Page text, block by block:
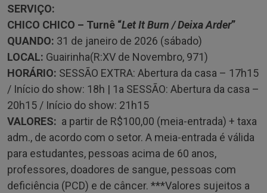
SERVIÇO:
CHICO CHICO – Turnê “Let It Burn / Deixa Arder”
QUANDO: 31 de janeiro de 2026 (sábado)
LOCAL: Guairinha(R:XV de Novembro, 971)
HORÁRIO: SESSÃO EXTRA: Abertura da casa – 17h15
/ Início do show: 18h | 1a SESSÃO: Abertura da casa –
20h15 / Início do show: 21h15
VALORES: a partir de R$100,00 (meia-entrada) + taxa
adm., de acordo com o setor. A meia-entrada é válida
para estudantes, pessoas acima de 60 anos,
professores, doadores de sangue, pessoas com
deficiência (PCD) e de câncer. ***Valores sujeitos a